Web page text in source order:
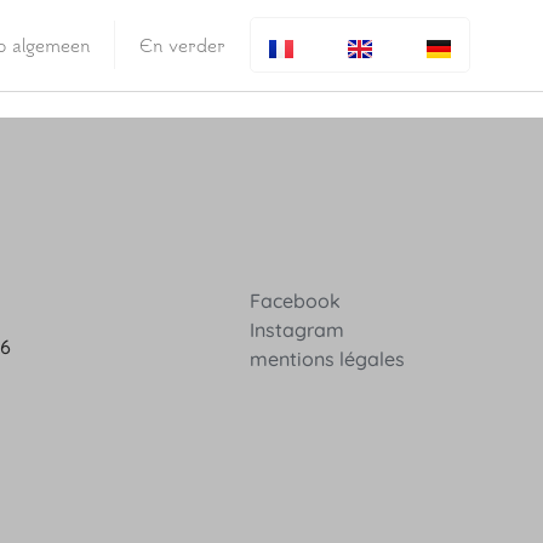
algemeen En verder
Facebook
Instagram
mentions légales